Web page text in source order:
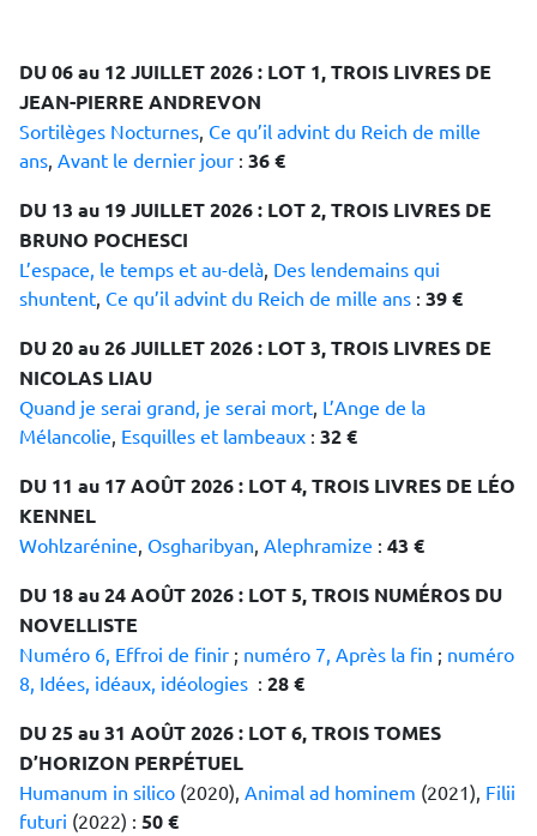
DU 06 au 12 JUILLET 2026 : LOT 1, TROIS LIVRES DE
JEAN-PIERRE ANDREVON
Sortilèges Nocturnes, Ce qu’il advint du Reich de mille
ans, Avant le dernier jour : 36 €
DU 13 au 19 JUILLET 2026 : LOT 2, TROIS LIVRES DE
BRUNO POCHESCI
L’espace, le temps et au-delà, Des lendemains qui
shuntent, Ce qu’il advint du Reich de mille ans : 39 €
DU 20 au 26 JUILLET 2026 : LOT 3, TROIS LIVRES DE
NICOLAS LIAU
Quand je serai grand, je serai mort, L’Ange de la
Mélancolie, Esquilles et lambeaux : 32 €
DU 11 au 17 AOÛT 2026 : LOT 4, TROIS LIVRES DE LÉO
KENNEL
Wohlzarénine, Osgharibyan, Alephramize : 43 €
DU 18 au 24 AOÛT 2026 : LOT 5, TROIS NUMÉROS DU
NOVELLISTE
Numéro 6, Effroi de finir ; numéro 7, Après la fin ; numéro
8, Idées, idéaux, idéologies : 28 €
DU 25 au 31 AOÛT 2026 : LOT 6, TROIS TOMES
D’HORIZON PERPÉTUEL
Humanum in silico (2020), Animal ad hominem (2021), Filii
futuri (2022) : 50 €